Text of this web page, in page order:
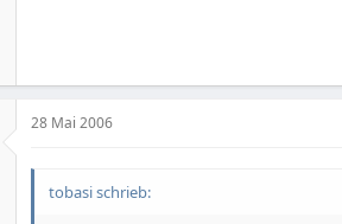
28 Mai 2006
tobasi schrieb: